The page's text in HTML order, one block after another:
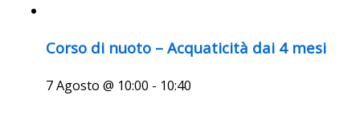
Corso di nuoto – Acquaticità dai 4 mesi
7 Agosto @ 10:00 - 10:40